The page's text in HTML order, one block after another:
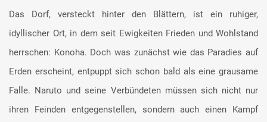
Das Dorf, versteckt hinter den Blättern, ist ein ruhiger,
idyllischer Ort, in dem seit Ewigkeiten Frieden und Wohlstand
herrschen: Konoha. Doch was zunächst wie das Paradies auf
Erden erscheint, entpuppt sich schon bald als eine grausame
Falle. Naruto und seine Verbündeten müssen sich nicht nur
ihren Feinden entgegenstellen, sondern auch einen Kampf